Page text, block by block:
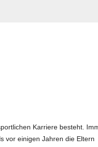
Karriere besteht.
vor einigen Jahren die Eltern